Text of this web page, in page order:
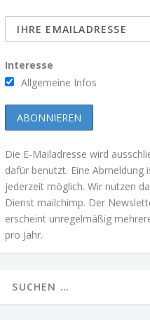
Interesse
Allgemeine Infos
Die E-Mailadresse wird
dafür benutzt. Eine Abmeldung
jederzeit möglich. Wir nutzen
Dienst mailchimp. Der
erscheint unregelmäßig
pro Jahr.